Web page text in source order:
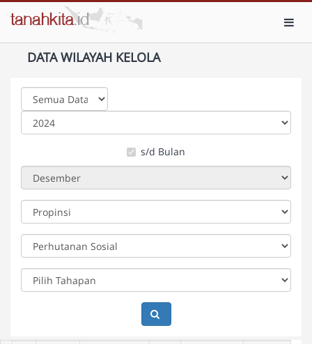
DATA WILAYAH KELOLA
s/d Bulan